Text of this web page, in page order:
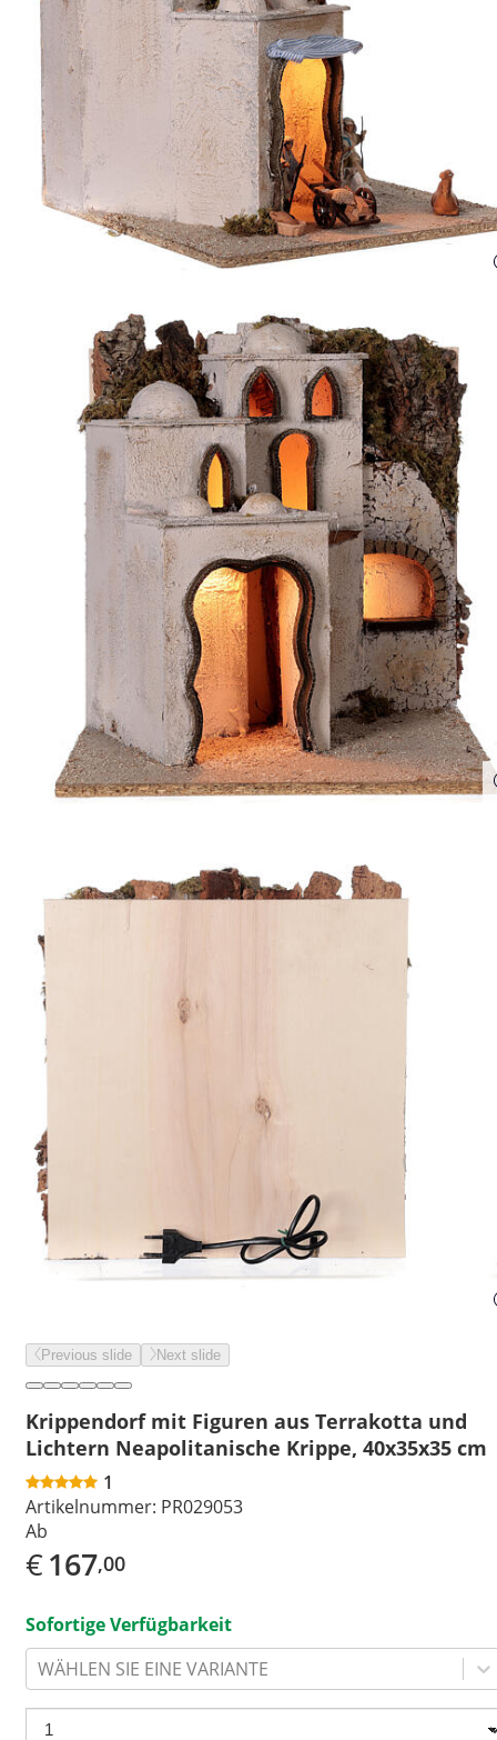
Previous slide Next slide
Krippendorf mit Figuren aus Terrakotta und
Lichtern Neapolitanische Krippe, 40x35x35 cm
1
Artikelnummer: PR029053
Ab
€167,00
Sofortige Verfügbarkeit
WÄHLEN SIE EINE VARIANTE